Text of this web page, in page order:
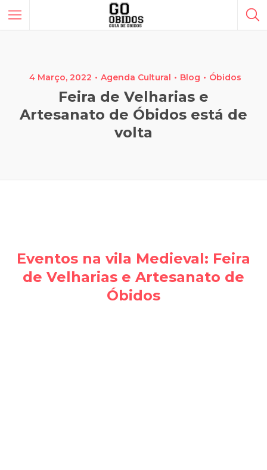
4 Março, 2022 Agenda Cultural Blog Óbidos
Feira de Velharias e
Artesanato de Óbidos está de
volta
Eventos na vila Medieval: Feira
de Velharias e Artesanato de
Óbidos